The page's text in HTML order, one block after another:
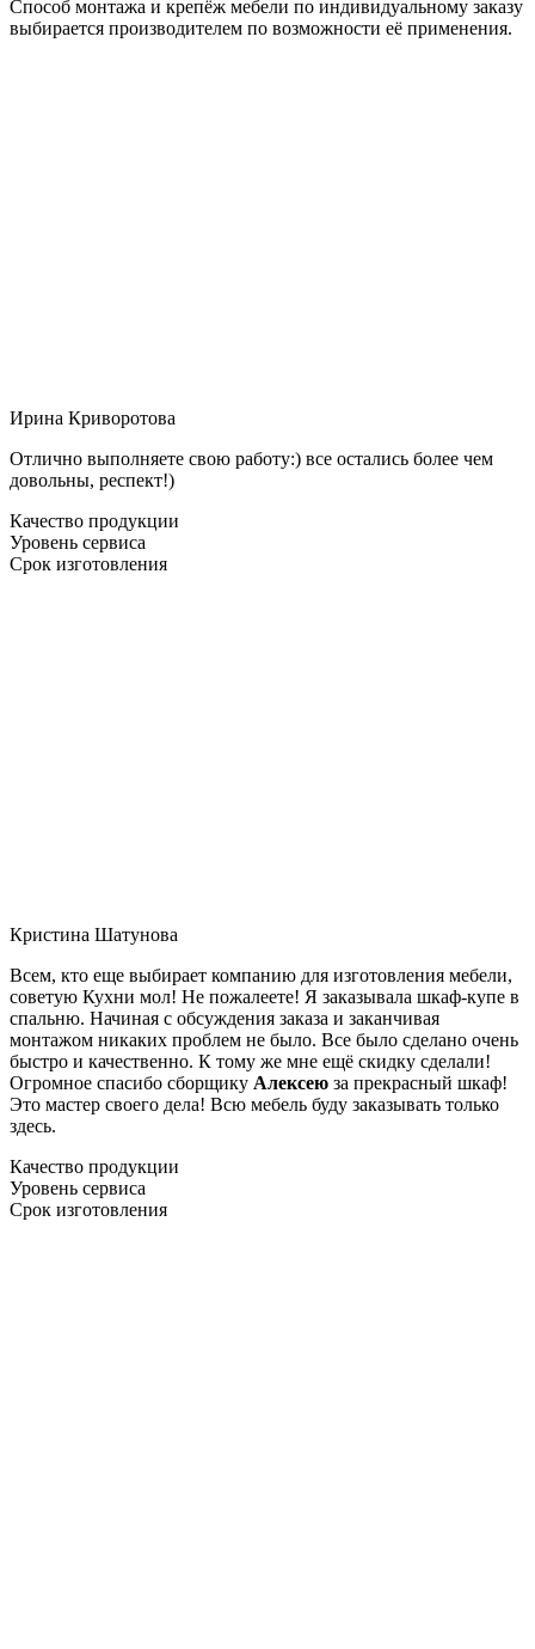
Способ монтажа и крепёж мебели по индивидуальному заказу
выбирается производителем по возможности её применения.
Ирина Криворотова
Отлично выполняете свою работу:) все остались более чем
довольны, респект!)
Качество продукции
Уровень сервиса
Срок изготовления
Кристина Шатунова
Всем, кто еще выбирает компанию для изготовления мебели,
советую Кухни мол! Не пожалеете! Я заказывала шкаф-купе в
спальню. Начиная с обсуждения заказа и заканчивая
монтажом никаких проблем не было. Все было сделано очень
быстро и качественно. К тому же мне ещё скидку сделали!
Огромное спасибо сборщику Алексею за прекрасный шкаф!
Это мастер своего дела! Всю мебель буду заказывать только
здесь.
Качество продукции
Уровень сервиса
Срок изготовления